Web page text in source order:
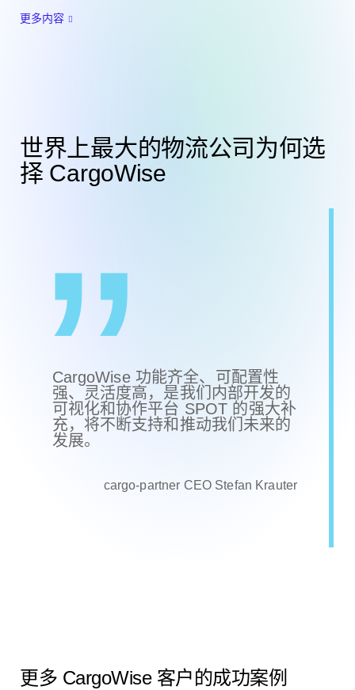
更多内容
世界上最大的物流公司为何选
择 CargoWise
CargoWise 功能齐全、可配置性
强、灵活度高，是我们内部开发的
可视化和协作平台 SPOT 的强大补
充，将不断支持和推动我们未来的
发展。
cargo-partner CEO Stefan Krauter
更多 CargoWise 客户的成功案例